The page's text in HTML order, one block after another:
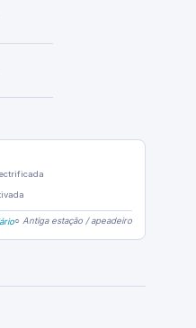
○ Antiga estação / apeadeiro